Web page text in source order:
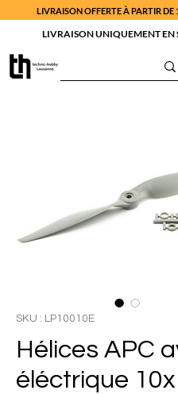
LIVRAISON OFFERTE À PARTIR DE
LIVRAISON UNIQUEMENT EN
SKU : LP10010E
Hélices APC
éléctrique